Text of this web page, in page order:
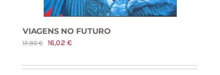
VIAGENS NO FUTURO
17,80€
O
original
16,02€O
atual